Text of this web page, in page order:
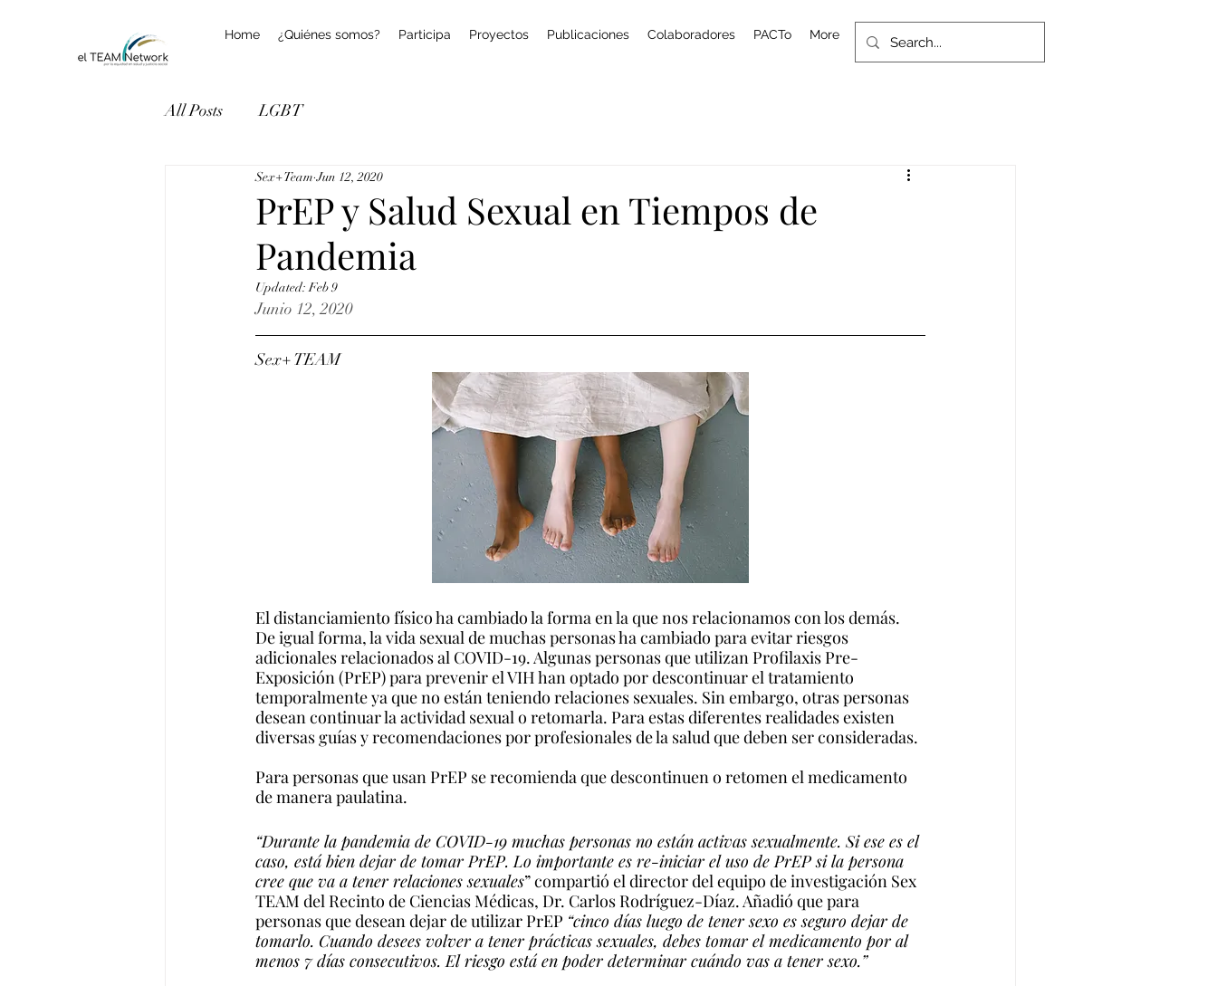
Home ¿Quiénes somos? Participa Proyectos Publicaciones Colaboradores PACTo More
All Posts LGBT
PrEP y Salud Sexual en Tiempos de
Pandemia
Sex+ Team Jun 12, 2020
Updated:Feb 9
Junio 12, 2020
Sex+ TEAM
El distanciamiento físico ha cambiado la forma en la que nos relacionamos con los demás.
De igual forma, la vida sexual de muchas personas ha cambiado para evitar riesgos
adicionales relacionados al COVID-19. Algunas personas que utilizan Profilaxis Pre-
Exposición (PrEP) para prevenir el VIH han optado por descontinuar el tratamiento
temporalmente ya que no están teniendo relaciones sexuales. Sin embargo, otras personas
desean continuar la actividad sexual o retomarla. Para estas diferentes realidades existen
diversas guías y recomendaciones por profesionales de la salud que deben ser consideradas.
Para personas que usan PrEP se recomienda que descontinuen o retomen el medicamento
de manera paulatina.
“Durante la pandemia de COVID-19 muchas personas no están activas sexualmente. Si ese es el
caso, está bien dejar de tomar PrEP. Lo importante es re-iniciar el uso de PrEP si la persona
cree que va a tener relaciones sexuales” compartió el director del equipo de investigación Sex
TEAM del Recinto de Ciencias Médicas, Dr. Carlos Rodríguez-Díaz. Añadió que para
personas que desean dejar de utilizar PrEP “cinco días luego de tener sexo es seguro dejar de
tomarlo. Cuando desees volver a tener prácticas sexuales, debes tomar el medicamento por al
menos 7 días consecutivos. El riesgo está en poder determinar cuándo vas a tener sexo.”